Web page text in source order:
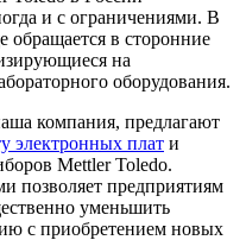
и с ограничениями. В
обращается в сторонние
на
оборудования.
компания, предлагают
электронных плат и
Mettler Toledo.
позволяет предприятиям
уменьшить
с приобретением новых